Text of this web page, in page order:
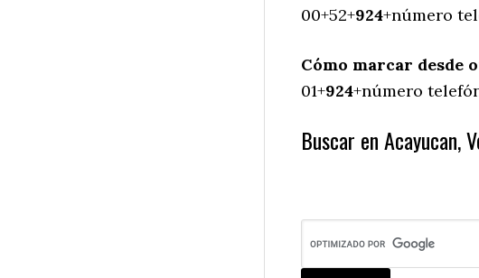
00+52+924+número
Cómo marcar desde
01+924+número
Buscar en Acayucan,